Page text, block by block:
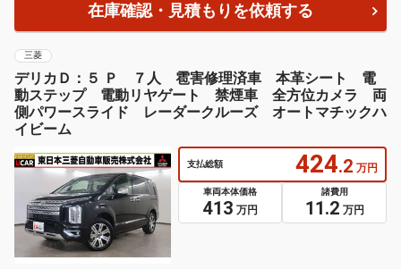
在庫確認・見積もりを依頼する
三菱
デリカＤ：５ Ｐ ７人 雹害修理済車 本革シート 電
動ステップ 電動リヤゲート 禁煙車 全方位カメラ 両
側パワースライド レーダークルーズ オートマチックハ
イビーム
支払総額 424.2 万円
車両本体価格
413 万円
諸費用
11.2 万円